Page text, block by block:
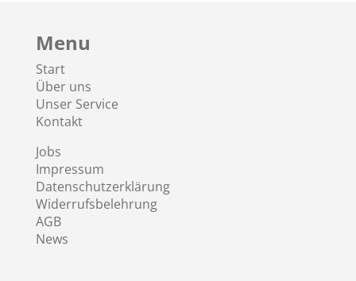
Menu
Start
Über uns
Unser Service
Kontakt
Jobs
Impressum
Datenschutzerklärung
Widerrufsbelehrung
AGB
News